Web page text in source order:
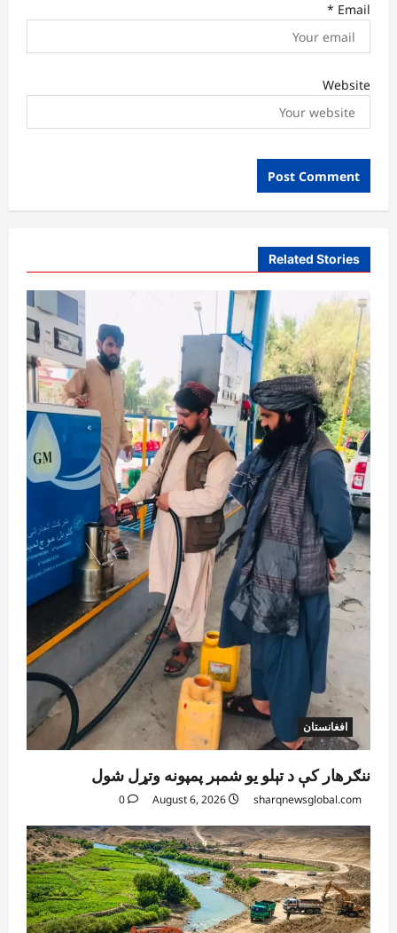
Email
*
Website
Related Stories
افغانستان
ننګرهار کې د تېلو یو شمېر پمپونه وتړل شول
sharqnewsglobal.com
0